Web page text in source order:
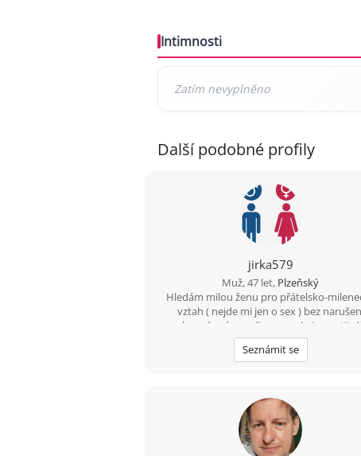
Intimnosti
Další podobné profily
jirka579
Muž, 47 let, Plzeňský
Hledám milou ženu pro přátelsko-
vztah ( nejde mi jen o sex ) bez
soukromí, mám rodinu a nechci opustit
Prostě potřebuji utéct od stereotypu
Seznámit se